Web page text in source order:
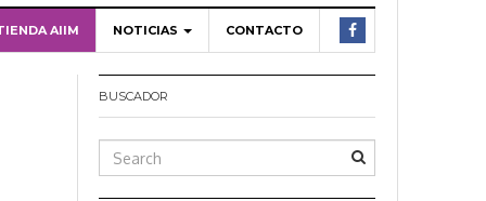
AIIM NOTICIAS CONTACTO
BUSCADOR